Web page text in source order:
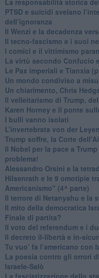
PTSD e suicidi svelano
dell’ignoranza
Il Wenzi e la decadenza
​Il tecno-fascismo e i suoi
​I comici e il vittimismo
​La virtù secondo Confucio
Le Pax imperiali e Tianxia
Un mondo condiviso a
​Un chiarimento, Chris
Il velleitarismo di Trump,
​Karen Horney e il ponte
​I bulli vanno isolati
L’invertebrata von der
Trump soffre, la Corte
​Il Nobel per la pace a
problema!
​Alessandro Orsini e la
​Hilsenrath e le 9 omotipie
Americanismo" (4^ parte)
​Il terrore di Netanyahu e la
Il mito della democratica
​Finale di partita?
​Il voto del referendum e i
Il decreto il-libertà e in-
Tu vuo’ fa l’americano con
La poesia contro gli orrori
Israele-Salò
​La fascistizzazione dello